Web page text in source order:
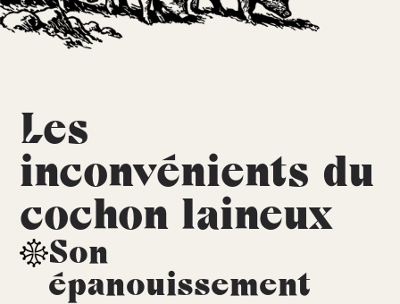
Les
inconvénients du
cochon laineux
Son
épanouissement